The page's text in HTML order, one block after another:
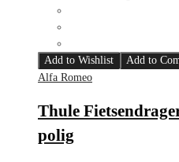
Add to Wishlist
Add to
Alfa Romeo
Thule
polig